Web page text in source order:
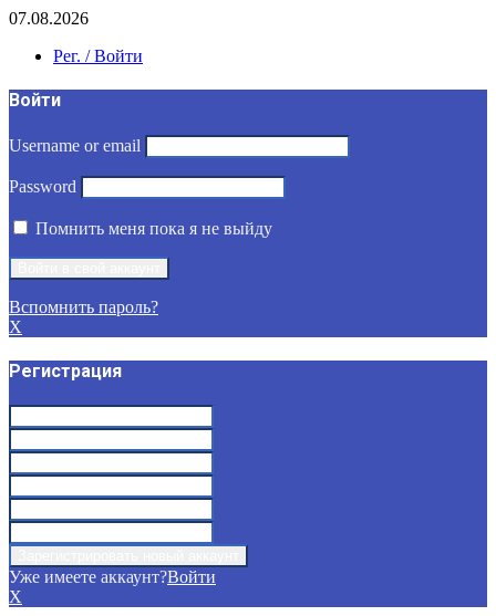
07.08.2026
Рег. / Войти
Войти
Username or email
Password
Помнить меня пока я не выйду
Вспомнить пароль?
X
Регистрация
Уже имеете аккаунт?Войти
X